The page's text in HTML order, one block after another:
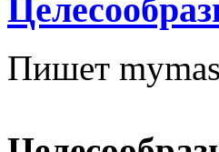
Пишет